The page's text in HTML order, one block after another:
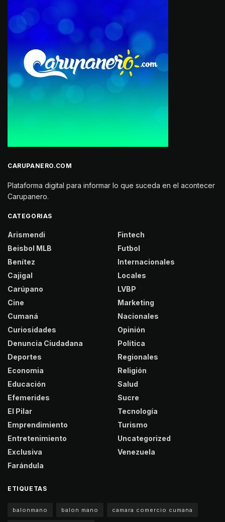
CARUPANERO.COM
Plataforma digital para informar lo que suceda en el acontecer
Carupanero.
CATEGORIAS
Arismendi
Beisbol MLB
Benítez
Cajigal
Carúpano
Cine
Cumaná
Curiosidades
Denuncia Ciudadana
Deportes
Economia
Educación
Efemerides
El Pilar
Emprendimiento
Entretenimiento
Exclusiva
Farándula
Fintech
Futbol
Internacionales
Locales
LVBP
Marketing
Nacionales
Opinión
Política
Regionales
Religión
Salud
Sucre
Tecnología
Turismo
Uncategorized
Venezuela
ETIQUETAS
balonmano balon mano camara comercio cumana